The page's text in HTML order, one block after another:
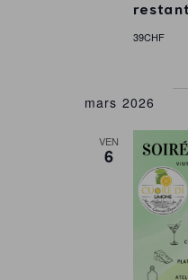
39CHF
mars 2026
VEN
6